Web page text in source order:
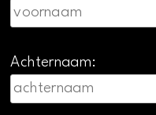
Achternaam: